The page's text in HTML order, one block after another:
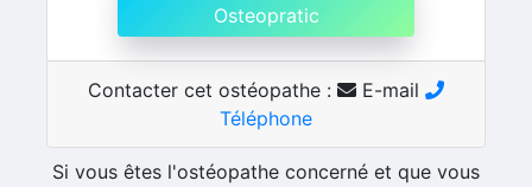
Osteopratic
Contacter cet ostéopathe :
E-mail
Téléphone
Si vous êtes l'ostéopathe concerné et que vous